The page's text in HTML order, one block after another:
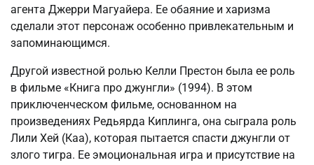
агента Джерри Магуайера. Ее обаяние и харизма
сделали этот персонаж особенно привлекательным и
запоминающимся.
Другой известной ролью Келли Престон была ее роль
в фильме «Книга про джунгли» (1994). В этом
приключенческом фильме, основанном на
произведениях Редьярда Киплинга, она сыграла роль
Лили Хей (Каа), которая пытается спасти джунгли от
злого тигра. Ее эмоциональная игра и присутствие на